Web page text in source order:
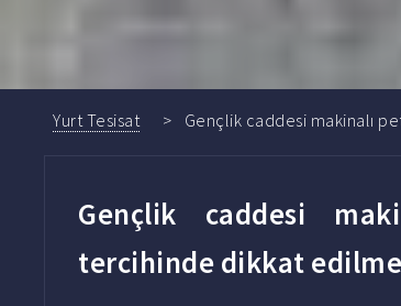
Yurt Tesisat Gençlik caddesi makinalı
Gençlik caddesi
tercihinde dikkat